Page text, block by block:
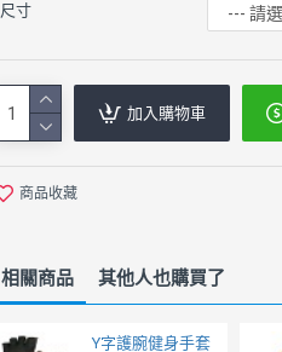
尺寸
加入購物車
商品收藏
相關商品 其他人也購買了
Y字護腕健身手套